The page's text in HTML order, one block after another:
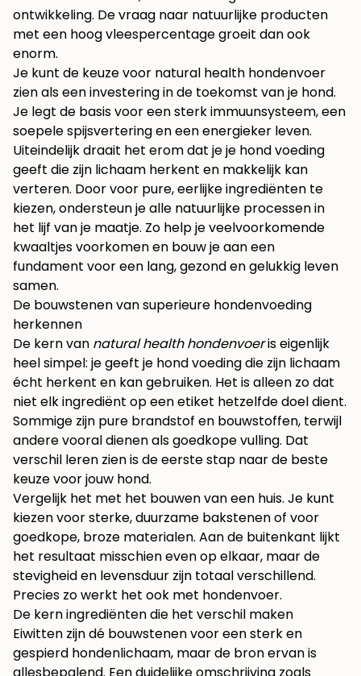
ontwikkeling. De vraag naar natuurlijke producten
met een hoog vleespercentage groeit dan ook
enorm.
Je kunt de keuze voor natural health hondenvoer
zien als een investering in de toekomst van je hond.
Je legt de basis voor een sterk immuunsysteem, een
soepele spijsvertering en een energieker leven.
Uiteindelijk draait het erom dat je je hond voeding
geeft die zijn lichaam herkent en makkelijk kan
verteren. Door voor pure, eerlijke ingrediënten te
kiezen, ondersteun je alle natuurlijke processen in
het lijf van je maatje. Zo help je veelvoorkomende
kwaaltjes voorkomen en bouw je aan een
fundament voor een lang, gezond en gelukkig leven
samen.
De bouwstenen van superieure hondenvoeding
herkennen
De kern van natural health hondenvoeris eigenlijk
heel simpel: je geeft je hond voeding die zijn lichaam
écht herkent en kan gebruiken. Het is alleen zo dat
niet elk ingrediënt op een etiket hetzelfde doel dient.
Sommige zijn pure brandstof en bouwstoffen, terwijl
andere vooral dienen als goedkope vulling. Dat
verschil leren zien is de eerste stap naar de beste
keuze voor jouw hond.
Vergelijk het met het bouwen van een huis. Je kunt
kiezen voor sterke, duurzame bakstenen of voor
goedkope, broze materialen. Aan de buitenkant lijkt
het resultaat misschien even op elkaar, maar de
stevigheid en levensduur zijn totaal verschillend.
Precies zo werkt het ook met hondenvoer.
De kern ingrediënten die het verschil maken
Eiwitten zijn dé bouwstenen voor een sterk en
gespierd hondenlichaam, maar de bron ervan is